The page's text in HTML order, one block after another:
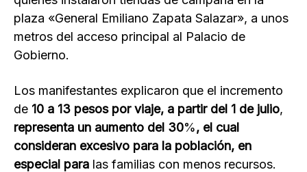
plaza «General Emiliano Zapata Salazar», a unos
metros del acceso principal al Palacio de
Gobierno.
Los manifestantes explicaron que el incremento
de 10 a 13 pesos por viaje, a partir del 1 de julio,
representa un aumento del 30%, el cual
consideran excesivo para la población, en
especial para las familias con menos recursos.